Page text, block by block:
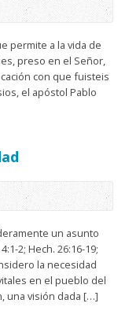
permite a la vida de
preso en el Señor,
con que fuisteis
el apóstol Pablo
un asunto
2; Hech. 26:16-19;
la necesidad
en el pueblo del
una visión dada […]